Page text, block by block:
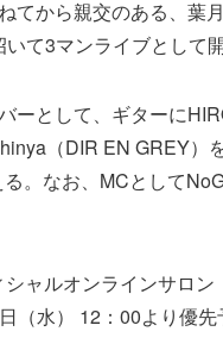
てから親交のある、葉
て3マンライブとして
ーとして、ギターに
（DIR EN GREY
。なお、MCとして
ャルオンラインサロ
（水） 12：00より優先